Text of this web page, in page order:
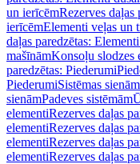
un ierīcēmRezerves daļas
ierīcēmElementi veļas un
daļas paredzētas:
mašīnāmKonsoļu slodzes
paredzētas: Piederumi
PiederumiSistēmas sienām
sienāmPadeves sistēmām
elementiRezerves daļas
elementiRezerves daļas
elementiRezerves daļas
elementiRezerves daļas